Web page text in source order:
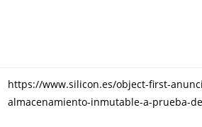
https://www.silicon.es/object-first-
almacenamiento-inmutable-a-prueba-